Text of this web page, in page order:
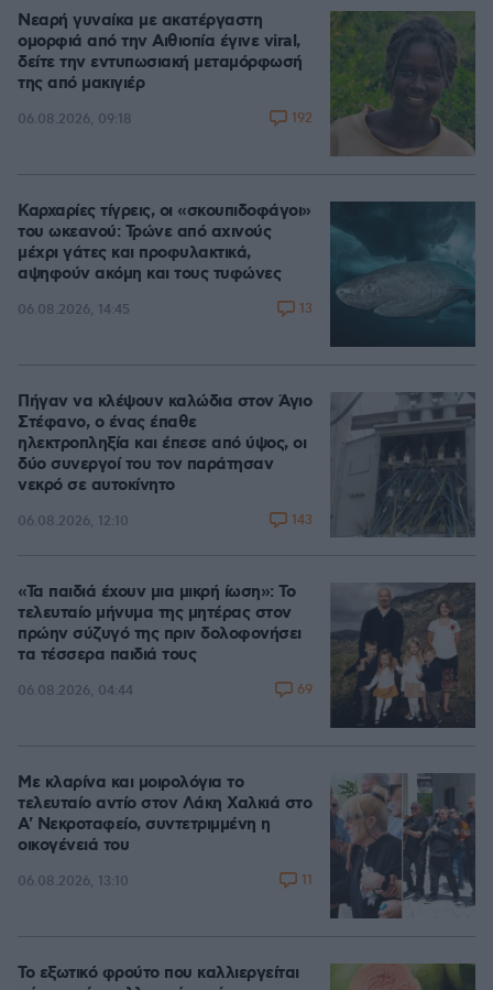
Νεαρή γυναίκα με ακατέργαστη
ομορφιά από την Αιθιοπία έγινε viral,
δείτε την εντυπωσιακή μεταμόρφωσή
της από μακιγιέρ
06.08.2026, 09:18 192
Καρχαρίες τίγρεις, οι «σκουπιδοφάγοι»
του ωκεανού: Τρώνε από αχινούς
μέχρι γάτες και προφυλακτικά,
αψηφούν ακόμη και τους τυφώνες
06.08.2026, 14:45 13
Πήγαν να κλέψουν καλώδια στον Άγιο
Στέφανο, ο ένας έπαθε
ηλεκτροπληξία και έπεσε από ύψος, οι
δύο συνεργοί του τον παράτησαν
νεκρό σε αυτοκίνητο
06.08.2026, 12:10 143
«Τα παιδιά έχουν μια μικρή ίωση»: Το
τελευταίο μήνυμα της μητέρας στον
πρώην σύζυγό της πριν δολοφονήσει
τα τέσσερα παιδιά τους
06.08.2026, 04:44 69
Με κλαρίνα και μοιρολόγια το
τελευταίο αντίο στον Λάκη Χαλκιά στο
A' Νεκροταφείο, συντετριμμένη η
οικογένειά του
06.08.2026, 13:10 11
Το εξωτικό φρούτο που καλλιεργείται